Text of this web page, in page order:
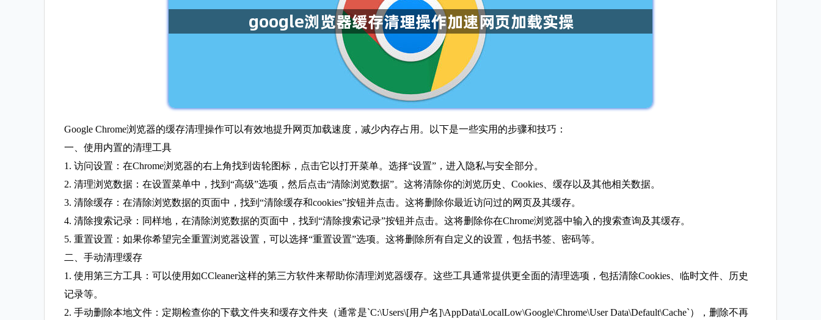
Google Chrome浏览器的缓存清理操作可以有效地提升网页加载速度，减少内存占用。以下是一些实用的步骤和技巧：
一、使用内置的清理工具
1. 访问设置：在Chrome浏览器的右上角找到齿轮图标，点击它以打开菜单。选择“设置”，进入隐私与安全部分。
2. 清理浏览数据：在设置菜单中，找到“高级”选项，然后点击“清除浏览数据”。这将清除你的浏览历史、Cookies、缓存以及其他相关数据。
3. 清除缓存：在清除浏览数据的页面中，找到“清除缓存和cookies”按钮并点击。这将删除你最近访问过的网页及其缓存。
4. 清除搜索记录：同样地，在清除浏览数据的页面中，找到“清除搜索记录”按钮并点击。这将删除你在Chrome浏览器中输入的搜索查询及其缓存。
5. 重置设置：如果你希望完全重置浏览器设置，可以选择“重置设置”选项。这将删除所有自定义的设置，包括书签、密码等。
二、手动清理缓存
1. 使用第三方工具：可以使用如CCleaner这样的第三方软件来帮助你清理浏览器缓存。这些工具通常提供更全面的清理选项，包括清除Cookies、临时文件、历史
记录等。
2. 手动删除本地文件：定期检查你的下载文件夹和缓存文件夹（通常是`C:\Users\[用户名]\AppData\LocalLow\Google\Chrome\User Data\Default\Cache`），删除不再